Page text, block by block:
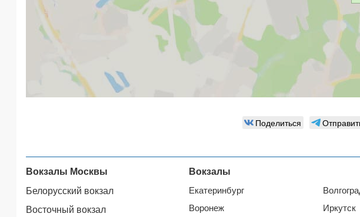
Поделиться
Вокзалы Москвы
Белорусский вокзал
Восточный вокзал
Вокзалы
Екатеринбург
Воронеж
Иркутск